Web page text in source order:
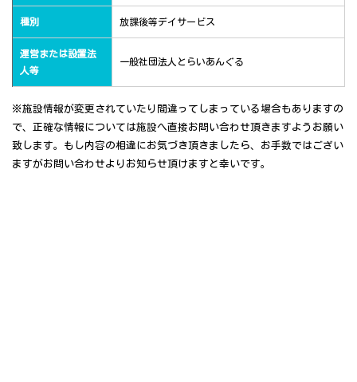
種別 放課後等デイサービス
運営または設置法
人等
一般社団法人とらいあんぐる
※施設情報が変更されていたり間違ってしまっている場合もありますの
で、正確な情報については施設へ直接お問い合わせ頂きますようお願い
致します。もし内容の相違にお気づき頂きましたら、お手数ではござい
ますがお問い合わせよりお知らせ頂けますと幸いです。